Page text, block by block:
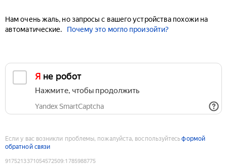
Нам очень жаль, но запросы с вашего устройства похожи на
автоматические.
Почему это могло произойти?
Я не робот
Нажмите, чтобы продолжить
Yandex SmartCaptcha
Если у вас возникли проблемы, пожалуйста, воспользуйтесьформой
обратной связи
9175213371054572509:1785988775